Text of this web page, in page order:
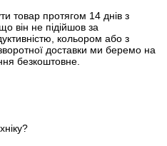
товар протягом 14 днів з
він не підійшов за
кольором або з
доставки ми беремо на
безкоштовне.